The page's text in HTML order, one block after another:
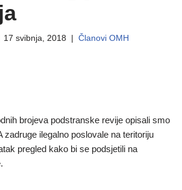
17 svibnja, 2018 Članovi OMH
brojeva podstranske revije opisali smo
zadruge ilegalno poslovale na teritoriju
pregled kako bi se podsjetili na